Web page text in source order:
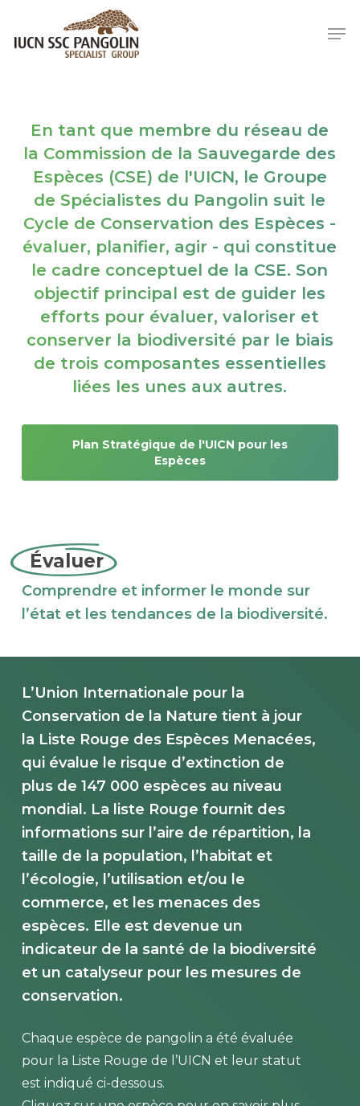
En tant que membre du réseau de
la Commission de la Sauvegarde des
Espèces (CSE) de l'UICN, le Groupe
de Spécialistes du Pangolin suit le
Cycle de Conservation des Espèces -
évaluer, planifier, agir - qui constitue
le cadre conceptuel de la CSE. Son
objectif principal est de guider les
efforts pour évaluer, valoriser et
conserver la biodiversité par le biais
de trois composantes essentielles
liées les unes aux autres.
Plan Stratégique de l'UICN pour les
Espèces
Évaluer
Comprendre et informer le monde sur
l’état et les tendances de la biodiversité.
L’Union Internationale pour la
Conservation de la Nature tient à jour
la Liste Rouge des Espèces Menacées,
qui évalue le risque d’extinction de
plus de 147 000 espèces au niveau
mondial. La liste Rouge fournit des
informations sur l’aire de répartition, la
taille de la population, l’habitat et
l’écologie, l’utilisation et/ou le
commerce, et les menaces des
espèces. Elle est devenue un
indicateur de la santé de la biodiversité
et un catalyseur pour les mesures de
conservation.
Chaque espèce de pangolin a été évaluée
pour la Liste Rouge de l’UICN et leur statut
est indiqué ci-dessous.